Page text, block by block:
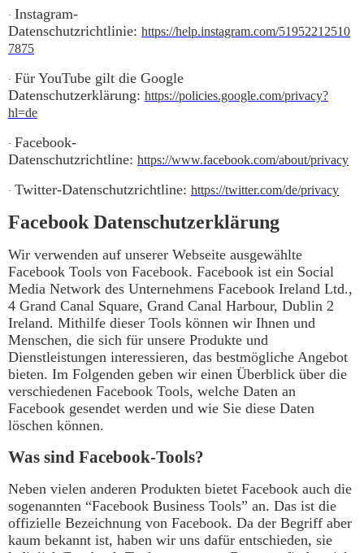
· Instagram-
Datenschutzrichtlinie: https://help.instagram.com/51952212510
7875
· Für YouTube gilt die Google
Datenschutzerklärung: https://policies.google.com/privacy?
hl=de
· Facebook-
Datenschutzrichtline: https://www.facebook.com/about/privacy
· Twitter-Datenschutzrichtline: https://twitter.com/de/privacy
Facebook Datenschutzerklärung
Wir verwenden auf unserer Webseite ausgewählte
Facebook Tools von Facebook. Facebook ist ein Social
Media Network des Unternehmens Facebook Ireland Ltd.,
4 Grand Canal Square, Grand Canal Harbour, Dublin 2
Ireland. Mithilfe dieser Tools können wir Ihnen und
Menschen, die sich für unsere Produkte und
Dienstleistungen interessieren, das bestmögliche Angebot
bieten. Im Folgenden geben wir einen Überblick über die
verschiedenen Facebook Tools, welche Daten an
Facebook gesendet werden und wie Sie diese Daten
löschen können.
Was sind Facebook-Tools?
Neben vielen anderen Produkten bietet Facebook auch die
sogenannten “Facebook Business Tools” an. Das ist die
offizielle Bezeichnung von Facebook. Da der Begriff aber
kaum bekannt ist, haben wir uns dafür entschieden, sie